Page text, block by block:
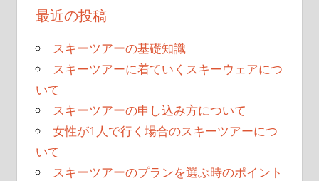
ー
シ
ョ
ン
最近の投稿
スキーツアーの基礎知識
スキーツアーに着ていくスキーウェアにつ
いて
スキーツアーの申し込み方について
女性が1人で行く場合のスキーツアーにつ
いて
スキーツアーのプランを選ぶ時のポイント